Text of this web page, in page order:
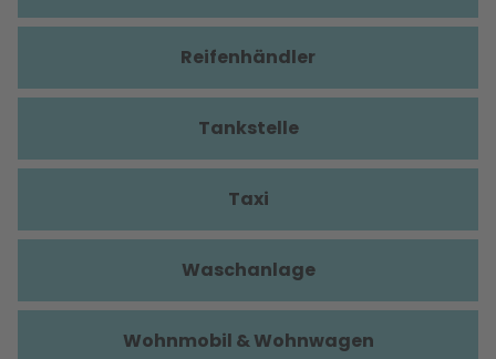
Reifenhändler
Tankstelle
Taxi
Waschanlage
Wohnmobil & Wohnwagen